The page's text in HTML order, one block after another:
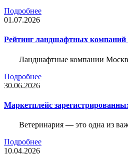
Подробнее
01.07.2026
Рейтинг ландшафтных
Ландшафтные компании
Подробнее
30.06.2026
Маркетплейс
Ветеринария — это одна из
Подробнее
10.04.2026